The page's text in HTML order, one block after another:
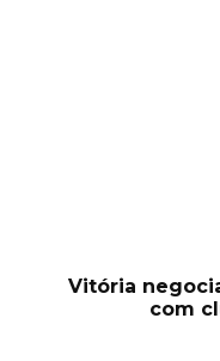
Vitória
com